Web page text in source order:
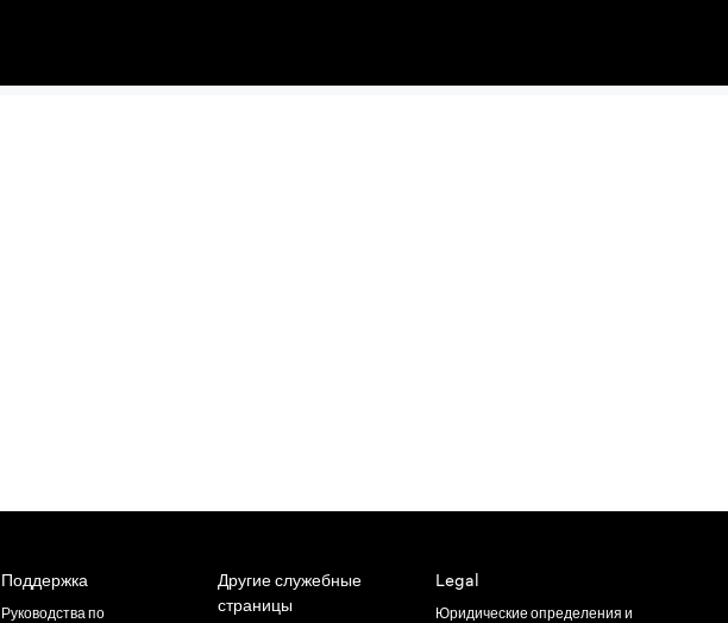
Поддержка
Руководства по
Другие служебные
страницы
Legal
Юридические определения и